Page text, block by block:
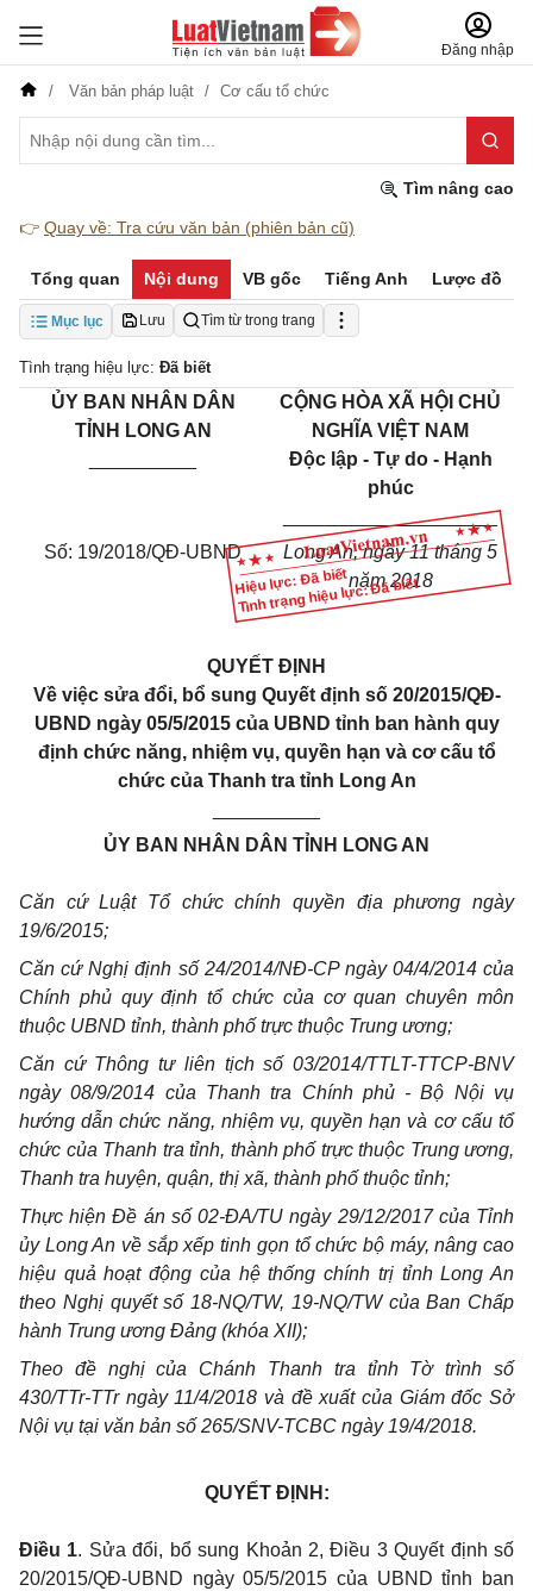
Đăng nhập
Văn bản pháp luật Cơ cấu tổ chức
Tìm nâng cao
👉 Quay về: Tra cứu văn bản (phiên bản cũ)
Tổng quan Nội dung VB gốc Tiếng Anh Lược đồ
Mục lục Lưu Tìm từ trong trang
Tình trạng hiệu lực: Đã biết
Hiệu lực: Đã biết
Tình trạng hiệu lực: Đã biết
ỦY BAN NHÂN DÂN
TỈNH LONG AN
CỘNG HÒA XÃ HỘI CHỦ
NGHĨA VIỆT NAM
Độc lập - Tự do - Hạnh
phúc
____________________
Số: 19/2018/QĐ-UBND
Long An, ngày 11 tháng 5
năm 2018
QUYẾT ĐỊNH
Về việc sửa đổi, bổ sung Quyết định số 20/2015/QĐ-
UBND ngày 05/5/2015 của UBND tỉnh ban hành quy
định chức năng, nhiệm vụ, quyền hạn và cơ cấu tổ
chức của Thanh tra tỉnh Long An
ỦY BAN NHÂN DÂN TỈNH LONG AN
Căn cứ Luật Tổ chức chính quyền địa phương ngày
19/6/2015;
Căn cứ Nghị định số 24/2014/NĐ-CP ngày 04/4/2014 của
Chính phủ quy định tổ chức của cơ quan chuyên môn
thuộc UBND tỉnh, thành phố trực thuộc Trung ương;
Căn cứ Thông tư liên tịch số 03/2014/TTLT-TTCP-BNV
ngày 08/9/2014 của Thanh tra Chính phủ - Bộ Nội vụ
hướng dẫn chức năng, nhiệm vụ, quyền hạn và cơ cấu tổ
chức của Thanh tra tỉnh, thành phố trực thuộc Trung ương,
Thanh tra huyện, quận, thị xã, thành phố thuộc tỉnh;
Thực hiện Đề án số 02-ĐA/TU ngày 29/12/2017 của Tỉnh
ủy Long An về sắp xếp tinh gọn tổ chức bộ máy, nâng cao
hiệu quả hoạt động của hệ thống chính trị tỉnh Long An
theo Nghị quyết số 18-NQ/TW, 19-NQ/TW của Ban Chấp
hành Trung ương Đảng (khóa XII);
Theo đề nghị của Chánh Thanh tra tỉnh Tờ trình số
430/TTr-TTr ngày 11/4/2018 và đề xuất của Giám đốc Sở
Nội vụ tại văn bản số 265/SNV-TCBC ngày 19/4/2018.
QUYẾT ĐỊNH:
Điều 1. Sửa đổi, bổ sung Khoản 2, Điều 3 Quyết định số
20/2015/QĐ-UBND ngày 05/5/2015 của UBND tỉnh ban